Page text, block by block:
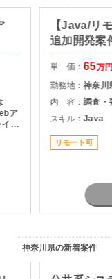
ア
ル
【Java/リ
追加開発案
単 価：65万
勤務地：神奈川
内 容：調査・
スキル：Java
リモート可
神奈川県の新着案件